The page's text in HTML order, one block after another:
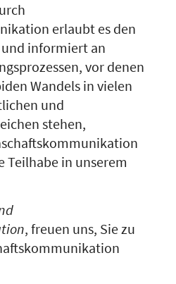
erlaubt es den
informiert an
vor denen
Wandels in vielen
und
stehen,
in unserem
, freuen uns, Sie zu